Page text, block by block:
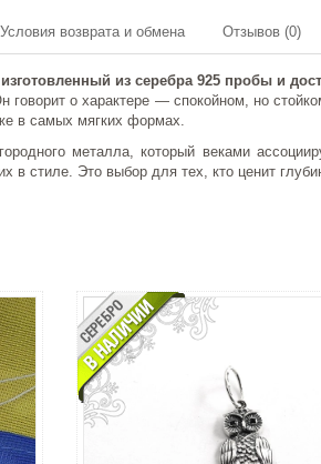
Условия возврата и обмена Отзывов (0)
из серебра 925 пробы и
говорит о характере — спокойном, но
в самых мягких формах.
металла, который веками
стиле. Это выбор для тех, кто ценит